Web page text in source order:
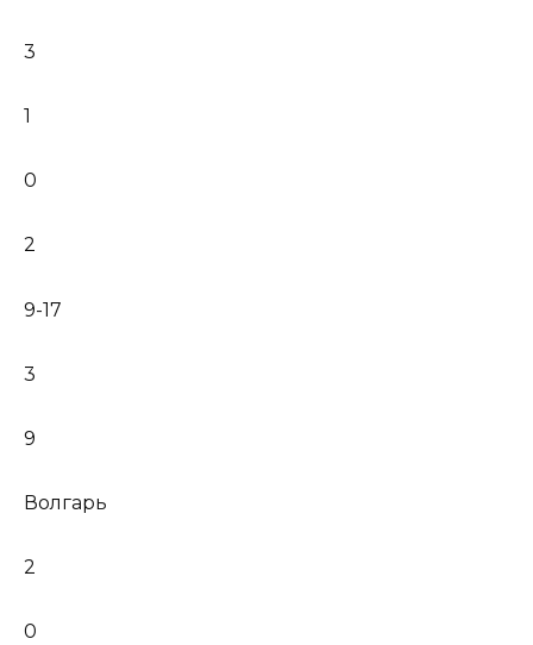
3
1
0
2
9-17
3
9
Волгарь
2
0